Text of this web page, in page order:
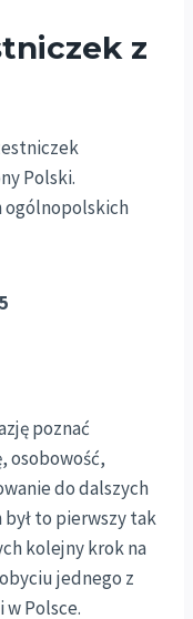
z
Polski.
ogólnopolskich
poznać
osobowość,
do dalszych
to pierwszy tak
kolejny krok na
jednego z
Polsce.